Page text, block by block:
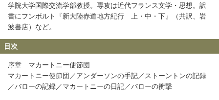
学院大学国際交流学部教授。専攻は近代フランス文学・思想。訳
書にフンボルト『新大陸赤道地方紀行 上・中・下』（共訳、岩
波書店）など。
目次
序章 マカートニー使節団
マカートニー使節団／アンダーソンの手記／ストーントンの記録
／バローの記録／マカートニーの日記／バローの衝撃